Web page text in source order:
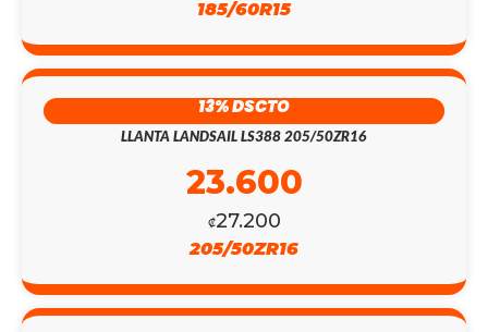
185/60R15
13% DSCTO
LLANTA LANDSAIL LS388 205/50ZR16
₡27.200
23.600
205/50ZR16